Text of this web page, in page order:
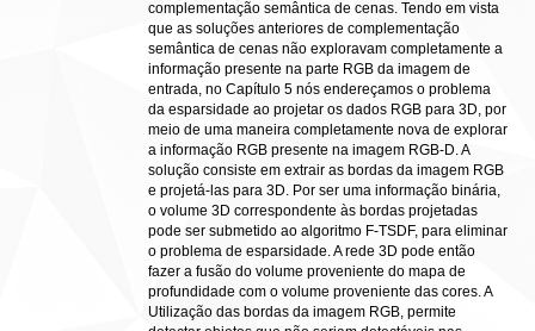
complementação semântica de cenas. Tendo em vista
que as soluções anteriores de complementação
semântica de cenas não exploravam completamente a
informação presente na parte RGB da imagem de
entrada, no Capítulo 5 nós endereçamos o problema
da esparsidade ao projetar os dados RGB para 3D, por
meio de uma maneira completamente nova de explorar
a informação RGB presente na imagem RGB-D. A
solução consiste em extrair as bordas da imagem RGB
e projetá-las para 3D. Por ser uma informação binária,
o volume 3D correspondente às bordas projetadas
pode ser submetido ao algoritmo F-TSDF, para eliminar
o problema de esparsidade. A rede 3D pode então
fazer a fusão do volume proveniente do mapa de
profundidade com o volume proveniente das cores. A
Utilização das bordas da imagem RGB, permite